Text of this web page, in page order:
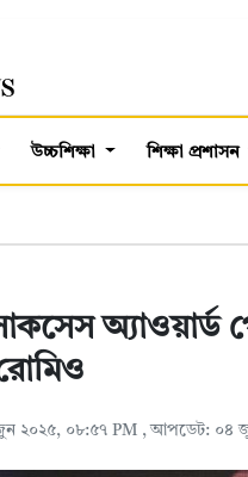
উচ্চশিক্ষা শিক্ষা প্রশাসন
অ্যাওয়ার্ড
২০২৫, ০৮:৫৭ PM , আপডেট: ০৪